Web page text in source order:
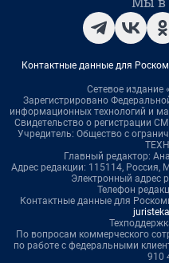
Контактные данные для
Сетевое издание
Зарегистрировано
информационных технологий и
Свидетельство о регистрации
Учредитель: Общество с
Главный редактор:
Адрес редакции: 115114, Россия,
Электронный адрес
Телефон
Контактные данные для
По вопросам коммерческого
по работе с федеральными
910